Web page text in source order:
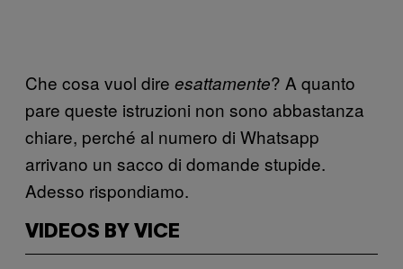
Che cosa vuol dire esattamente? A quanto
pare queste istruzioni non sono abbastanza
chiare, perché al numero di Whatsapp
arrivano un sacco di domande stupide.
Adesso rispondiamo.
VIDEOS BY VICE